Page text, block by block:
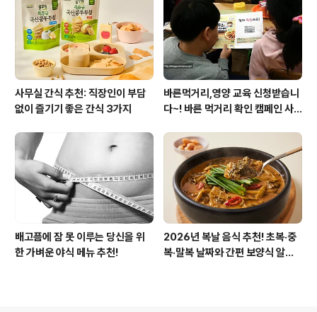
사무실 간식 추천: 직장인이 부담
없이 즐기기 좋은 간식 3가지
바른먹거리,영양 교육 신청받습니
다~! 바른 먹거리 확인 캠페인 사
배고픔에 잠 못 이루는 당신을 위
한 가벼운 야식 메뉴 추천!
2026년 복날 음식 추천! 초복·중
복·말복 날짜와 간편 보양식 알아